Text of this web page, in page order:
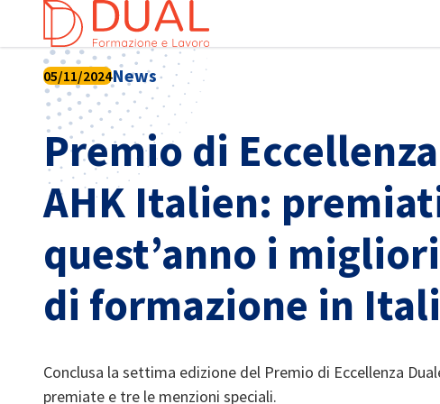
Italian
Premio di
AHK Italien:
quest’anno i
di formazione in
05/11/2024News
Conclusa la settima edizione del Premio di Eccellenza
premiate e tre le menzioni speciali.